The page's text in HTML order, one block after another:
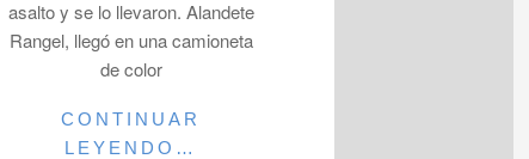
asalto y se lo llevaron. Alandete
Rangel, llegó en una camioneta
de color
CONTINUAR
LEYENDO…